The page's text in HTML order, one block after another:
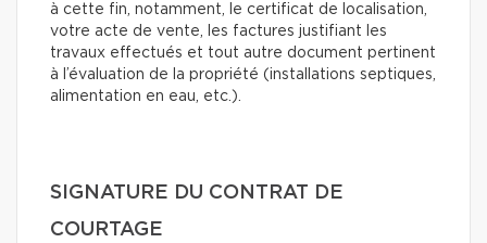
à cette fin, notamment, le certificat de localisation,
votre acte de vente, les factures justifiant les
travaux effectués et tout autre document pertinent
à l’évaluation de la propriété (installations septiques,
alimentation en eau, etc.).
SIGNATURE DU CONTRAT DE
COURTAGE